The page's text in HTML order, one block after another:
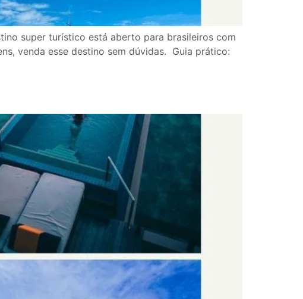
super turístico está aberto para brasileiros com
venda esse destino sem dúvidas. ⁣ ⁣Guia prático: